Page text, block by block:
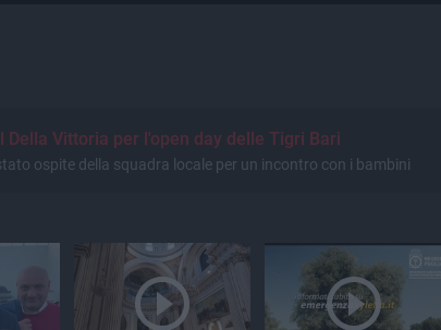
Della Vittoria per l'open day delle Tigri Bari
ospite della squadra locale per un incontro con i bambini